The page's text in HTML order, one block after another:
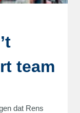
team
dat Rens